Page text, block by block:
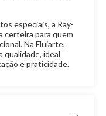
especiais, a Ray-
certeira para quem
Na Fluiarte,
qualidade, ideal
e praticidade.